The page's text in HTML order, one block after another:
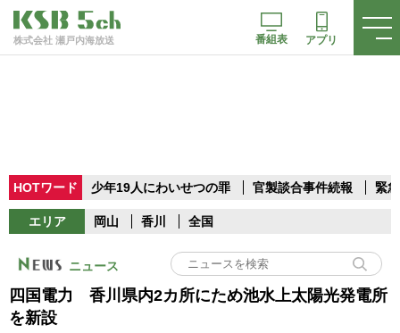
株式会社 瀬戸内海放送 番組表 アプリ
HOTワード 少年19人にわいせつの罪 官製談合事件続報 緊
エリア 岡山 香川 全国
ニュース
四国電力 香川県内2カ所にため池水上太陽光発電所
を新設